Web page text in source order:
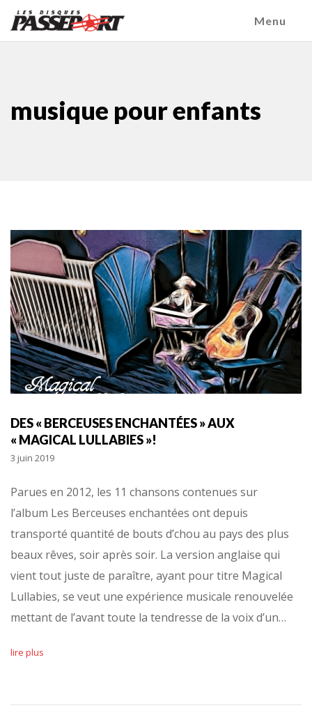
Menu
musique pour enfants
DES « BERCEUSES ENCHANTÉES » AUX
« MAGICAL LULLABIES »!
3 juin 2019
Parues en 2012, les 11 chansons contenues sur
l’album Les Berceuses enchantées ont depuis
transporté quantité de bouts d’chou au pays des plus
beaux rêves, soir après soir. La version anglaise qui
vient tout juste de paraître, ayant pour titre Magical
Lullabies, se veut une expérience musicale renouvelée
mettant de l’avant toute la tendresse de la voix d’un…
lire plus